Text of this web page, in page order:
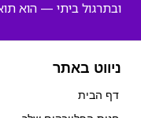
ובתרגול ביתי — הוא
ניווט באתר
דף הבית